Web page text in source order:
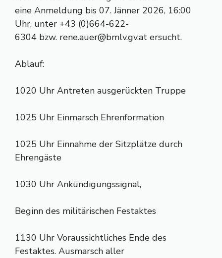
eine Anmeldung bis 07. Jänner 2026, 16:00
Uhr, unter +43 (0)664-622-
6304 bzw. rene.auer@bmlv.gv.at ersucht.
Ablauf:
1020 Uhr Antreten ausgerückten Truppe
1025 Uhr Einmarsch Ehrenformation
1025 Uhr Einnahme der Sitzplätze durch
Ehrengäste
1030 Uhr Ankündigungssignal,
Beginn des militärischen Festaktes
1130 Uhr Voraussichtliches Ende des
Festaktes. Ausmarsch aller